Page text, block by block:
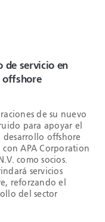
de servicio en
offshore
de su nuevo
para apoyar el
offshore
APA Corporation
como socios.
servicios
reforzando el
del sector